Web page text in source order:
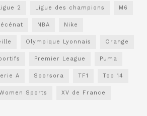
2 Ligue des champions M6
NBA Nike
Olympique Lyonnais Orange
Premier League Puma
A Sporsora TF1 Top 14
Sports XV de France